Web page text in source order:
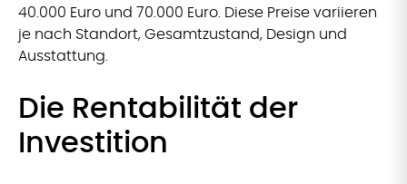
40.000 Euro und 70.000 Euro. Diese Preise variieren
je nach Standort, Gesamtzustand, Design und
Ausstattung.
Die Rentabilität der
Investition